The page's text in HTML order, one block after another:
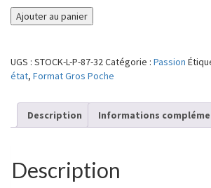
quantité
de
heureuse
des
Un
Caroline
Ajouter au panier
UGS : STOCK-L-P-87-32Catégorie : Passion
état, Format Gros Poche
Description Informations
Description